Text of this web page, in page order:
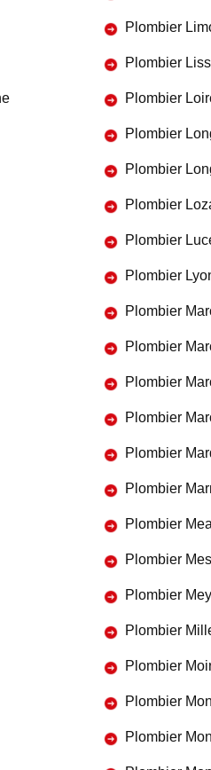
Plombier
Plombier
Plombier
Plombier
Plombier
Plombier
Plombier
Plombier
Plombier
Plombier
Plombier
Plombier
Plombier
Plombier
Plombier
Plombier
Plombier
Plombier
Plombier
Plombier
Plombier